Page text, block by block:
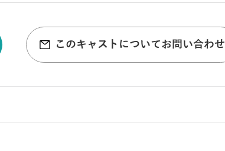
このキャストについてお問い合わせ